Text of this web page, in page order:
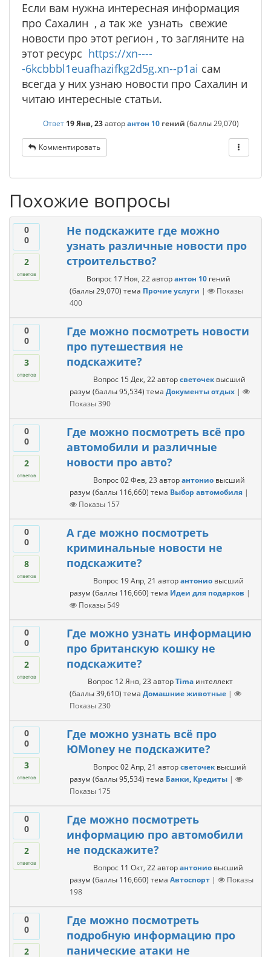
Если вам нужна интересная информация
про Сахалин , а так же узнать свежие
новости про этот регион , то загляните на
этот ресурс https://xn----
-6kcbbbl1euafhazifkg2d5g.xn--p1ai сам
всегда у них узнаю новости про Сахалин и
читаю интересные статьи.
Ответ 19 Янв, 23авторантон 10 гений (баллы29,070)
Комментировать
Похожие вопросы
0
0
2
ответов
Не подскажите где можно
узнать различные новости про
строительство?
Вопрос 17 Ноя, 22 авторантон 10 гений
(баллы29,070) тема Прочие услуги |
Показы
400
0
0
3
ответов
Где можно посмотреть новости
про путешествия не
подскажите?
Вопрос 15 Дек, 22 авторсветочек высший
разум (баллы95,534) тема Документы отдых |
Показы390
0
0
2
ответов
Где можно посмотреть всё про
автомобили и различные
новости про авто?
Вопрос 02 Фев, 23 авторантонио высший
разум (баллы 116,660) тема Выбор автомобиля |
Показы 157
0
0
8
ответов
А где можно посмотреть
криминальные новости не
подскажите?
Вопрос 19 Апр, 21 авторантонио высший
разум (баллы 116,660) тема Идеи для подарков |
Показы 549
0
0
2
ответов
Где можно узнать информацию
про британскую кошку не
подскажите?
Вопрос 12 Янв, 23 авторTima интеллект
(баллы39,610) тема Домашние животные |
Показы230
0
0
3
ответов
Где можно узнать всё про
ЮMoney не подскажите?
Вопрос 02 Апр, 21 авторсветочек высший
разум (баллы95,534) тема Банки, Кредиты |
Показы 175
0
0
2
ответов
Где можно посмотреть
информацию про автомобили
не подскажите?
Вопрос 11 Окт, 22 авторантонио высший
разум (баллы 116,660) тема Автоспорт |
Показы
198
0
0
2
Где можно посмотреть
подробную информацию про
панические атаки не